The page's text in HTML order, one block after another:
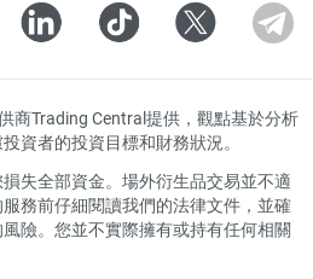
商Trading Central提供，觀點基於分析
資者的投資目標和財務狀況。
失全部資金。場外衍生品交易並不適
務前仔細閱讀我們的法律文件，並確
險。您並不實際擁有或持有任何相關